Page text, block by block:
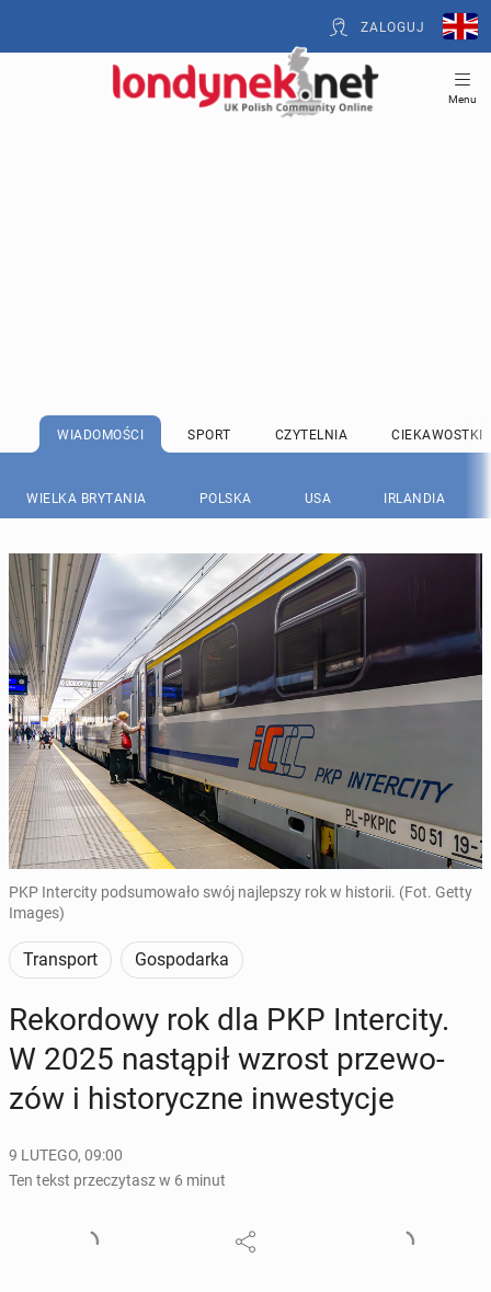
ZALOGUJ
Menu
WIADOMOŚCI SPORT CZYTELNIA CIEKAWOSTKI
WIELKA BRYTANIA POLSKA USA IRLANDIA
PKP Intercity podsumowało swój najlepszy rok w historii. (Fot. Getty
Images)
Transport Gospodarka
Re­kor­do­wy rok dla PKP In­ter­ci­ty.
W 2025 na­stą­pił wzrost prze­wo­
zów i hi­sto­rycz­ne in­we­sty­cje
9 LUTEGO, 09:00
Ten tekst przeczytasz w 6 minut